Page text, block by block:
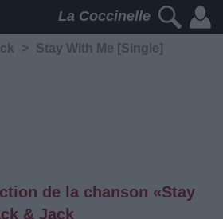
La Coccinelle
> Stay With Me [Single]
de la chanson «Stay
& Jack